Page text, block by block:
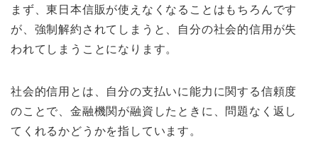
まず、東日本信販が使えなくなることはもちろんです
が、強制解約されてしまうと、自分の社会的信用が失
われてしまうことになります。
社会的信用とは、自分の支払いに能力に関する信頼度
のことで、金融機関が融資したときに、問題なく返し
てくれるかどうかを指しています。